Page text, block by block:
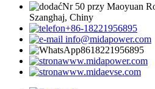
Nr 50 przy Maoyuan
Szanghaj, Chiny
+86-18221956895
info@midapower.com
8618221956895
www.midapower.com
www.midaevse.com